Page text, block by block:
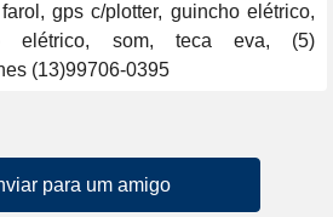
gps c/plotter, guincho elétrico,
elétrico, som, teca eva, (5)
(13)99706-0395
para um amigo